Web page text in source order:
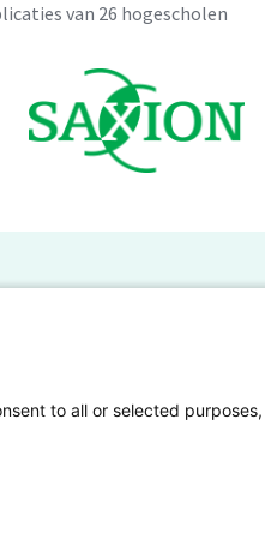
van 26 hogescholen
vragen
to all or selected